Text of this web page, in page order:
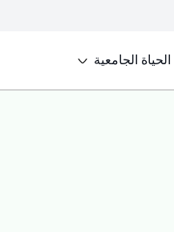
الحياة الجامعية